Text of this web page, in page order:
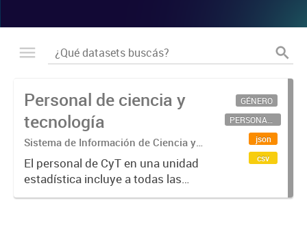
Personal de ciencia y
tecnología
Sistema de Información de Ciencia y
Tecnología Argentino (SICYTAR)
El personal de CyT en una unidad
estadística incluye a todas las
personas involucradas
GÉNERO
PERSONAL CIENTÍFICO-TECNOLÓGICO
json
csv